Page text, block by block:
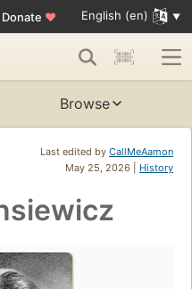
Donate ♥ English (en)
Browse
Last edited by CallMeAamon
May 25, 2026 | History